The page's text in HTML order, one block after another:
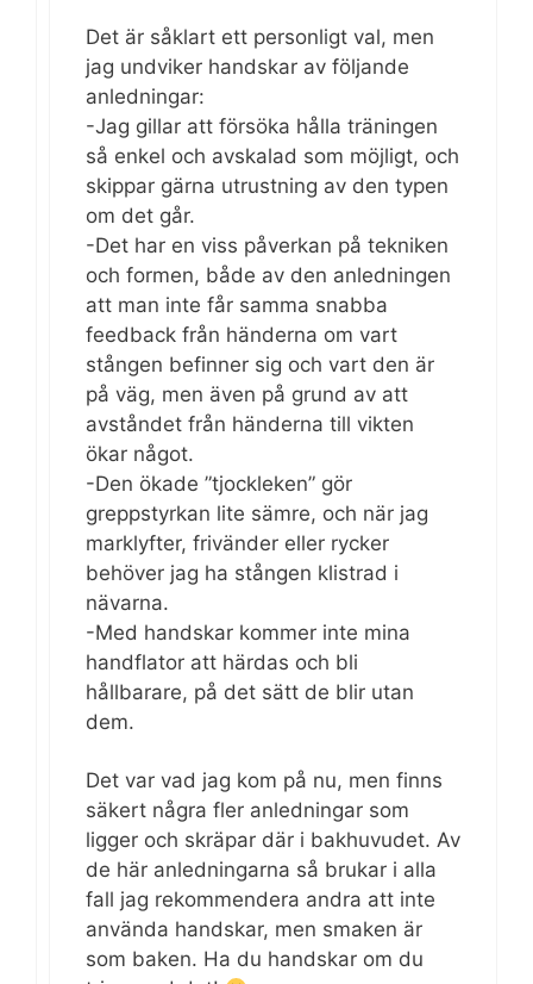
Det är såklart ett personligt val, men
jag undviker handskar av följande
anledningar:
-Jag gillar att försöka hålla träningen
så enkel och avskalad som möjligt, och
skippar gärna utrustning av den typen
om det går.
-Det har en viss påverkan på tekniken
och formen, både av den anledningen
att man inte får samma snabba
feedback från händerna om vart
stången befinner sig och vart den är
på väg, men även på grund av att
avståndet från händerna till vikten
ökar något.
-Den ökade ”tjockleken” gör
greppstyrkan lite sämre, och när jag
marklyfter, frivänder eller rycker
behöver jag ha stången klistrad i
nävarna.
-Med handskar kommer inte mina
handflator att härdas och bli
hållbarare, på det sätt de blir utan
dem.
Det var vad jag kom på nu, men finns
säkert några fler anledningar som
ligger och skräpar där i bakhuvudet. Av
de här anledningarna så brukar i alla
fall jag rekommendera andra att inte
använda handskar, men smaken är
som baken. Ha du handskar om du